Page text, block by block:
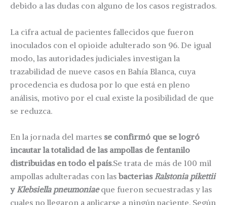
debido a las dudas con alguno de los casos registrados.
La cifra actual de pacientes fallecidos que fueron
inoculados con el opioide adulterado son 96. De igual
modo, las autoridades judiciales investigan la
trazabilidad de nueve casos en Bahía Blanca, cuya
procedencia es dudosa por lo que está en pleno
análisis, motivo por el cual existe la posibilidad de que
se reduzca.
En la jornada del martes se confirmó que se logró
incautar la totalidad de las ampollas de fentanilo
distribuidas en todo el país.Se trata de más de 100 mil
ampollas adulteradas con lasbacteriasRalstonia pikettii
yKlebsiella pneumoniaeque fueron secuestradas y las
cuales no llegaron a aplicarse a ningún paciente. Según